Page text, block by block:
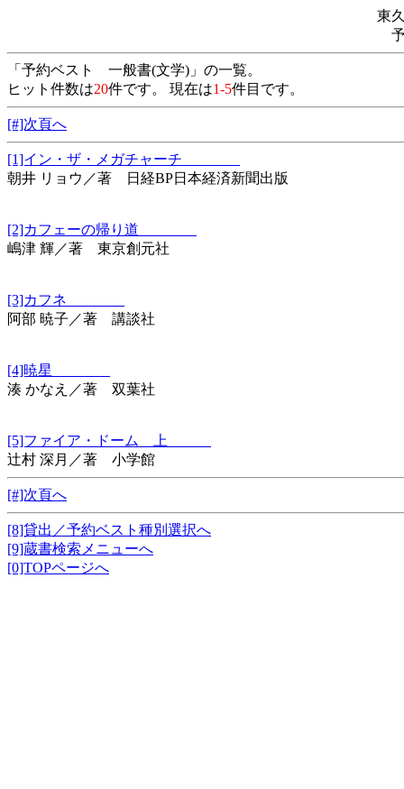
東
「予約ベスト 一般書(文学)」の一覧。
ヒット件数は20件です。 現在は1-5件目です。
[#]次頁へ
[1]イン・ザ・メガチャーチ
朝井 リョウ／著 日経BP日本経済新聞出版
[2]カフェーの帰り道
嶋津 輝／著 東京創元社
[3]カフネ
阿部 暁子／著 講談社
[4]暁星
湊 かなえ／著 双葉社
[5]ファイア・ドーム 上
辻村 深月／著 小学館
[#]次頁へ
[8]貸出／予約ベスト種別選択へ
[9]蔵書検索メニューへ
[0]TOPページへ